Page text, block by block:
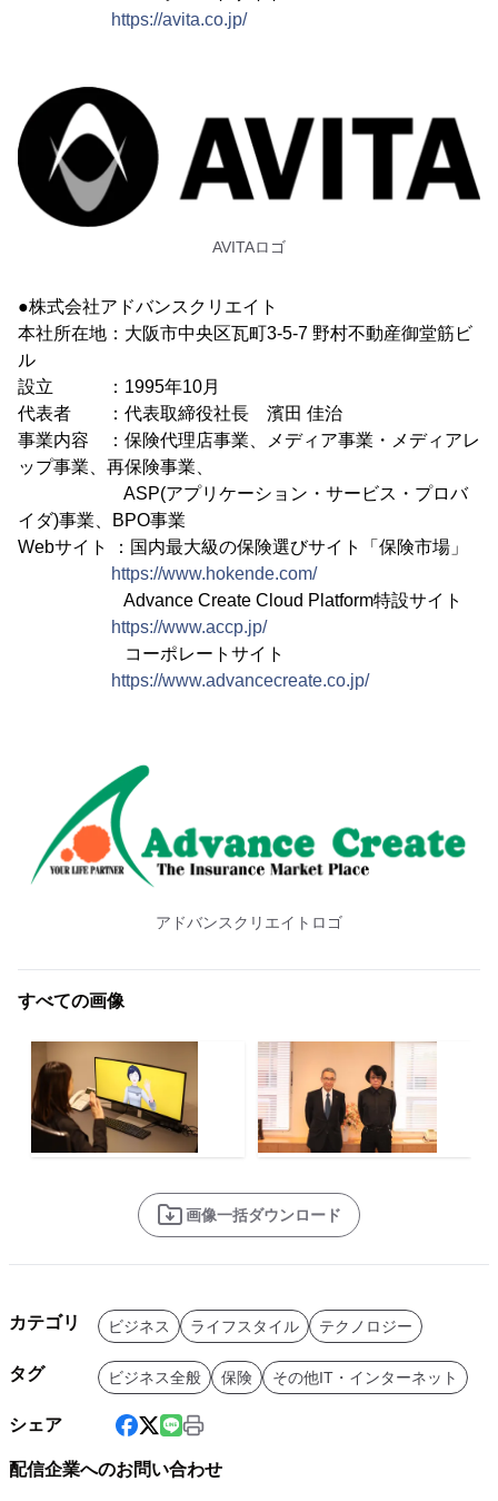
https://avita.co.jp/
AVITAロゴ
●株式会社アドバンスクリエイト
本社所在地：大阪市中央区瓦町3-5-7 野村不動産御堂筋ビ
ル
設立 ：1995年10月
代表者 ：代表取締役社長 濱田 佳治
事業内容 ：保険代理店事業、メディア事業・メディアレ
ップ事業、再保険事業、
ASP(アプリケーション・サービス・プロバ
イダ)事業、BPO事業
Webサイト ：国内最大級の保険選びサイト「保険市場」
https://www.hokende.com/
Advance Create Cloud Platform特設サイト
https://www.accp.jp/
コーポレートサイト
https://www.advancecreate.co.jp/
アドバンスクリエイトロゴ
すべての画像
画像一括ダウンロード
カテゴリ ビジネス ライフスタイル テクノロジー
タグ ビジネス全般 保険 その他IT・インターネット
シェア
配信企業へのお問い合わせ